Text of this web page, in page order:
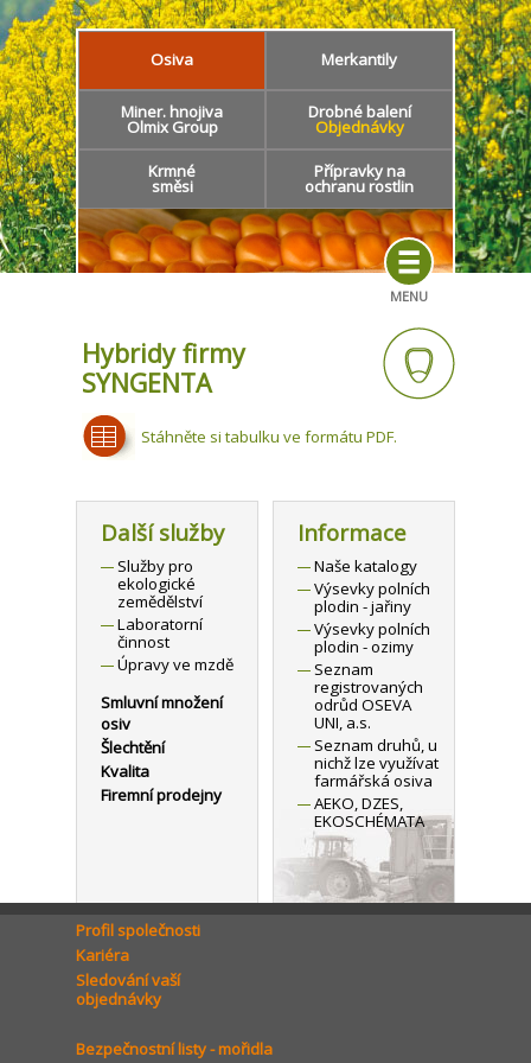
Osiva Merkantily
Miner. hnojiva
Olmix Group
Drobné balení
Objednávky
Krmné
směsi
Přípravky na
ochranu rostlin
MENU
Další služby
Služby pro
ekologické
zemědělství
Laboratorní
činnost
Úpravy ve mzdě
Smluvní množení
osiv
Šlechtění
Kvalita
Firemní prodejny
Informace
Naše katalogy
Výsevky polních
plodin - jařiny
Výsevky polních
plodin - ozimy
Seznam
registrovaných
odrůd OSEVA
UNI, a.s.
Seznam druhů, u
nichž lze využívat
farmářská osiva
AEKO, DZES,
EKOSCHÉMATA
Hybridy firmy
SYNGENTA
Stáhněte si tabulku ve formátu PDF.
Profil společnosti
Kariéra
Sledování vaší
objednávky
Bezpečnostní listy - mořidla